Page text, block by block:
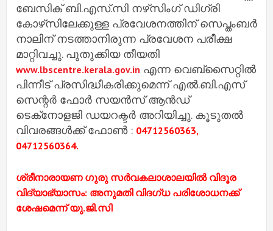
ബേസിക് ബി.എസ്.സി നഴ്‌സിംഗ് ഡിഗ്രി
കോഴ്‌സിലേക്കുള്ള പ്രവേശനത്തിന് സെപ്തംബര്‍
നാലിന് നടത്താനിരുന്ന പ്രവേശന പരീക്ഷ
മാറ്റിവച്ചു. പുതുക്കിയ തീയതി
www.lbscentre.kerala.gov.in എന്ന വെബ്‌സൈറ്റില്‍
പിന്നീട് പ്രസിദ്ധീകരിക്കുമെന്ന് എല്‍.ബി.എസ്
സെന്റര്‍ ഫോര്‍ സയന്‍സ് ആന്‍ഡ്
ടെക്‌നോളജി ഡയറക്ടര്‍ അറിയിച്ചു. കൂടുതല്‍
വിവരങ്ങള്‍ക്ക് ഫോണ്‍ : 04712560363,
04712560364.
ശ്രീനാരായണ ഗുരു സര്‍വകലാശാലയില്‍ വിദൂര
വിദ്യാഭ്യാസം: അനുമതി വിദഗ്​ധ പരിശോധനക്ക്​
ശേഷമെന്ന്​ യു.ജി.സി